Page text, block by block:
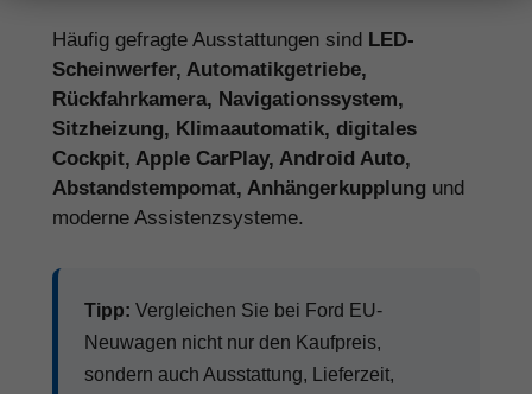
Häufig gefragte Ausstattungen sind LED-
Scheinwerfer, Automatikgetriebe,
Rückfahrkamera, Navigationssystem,
Sitzheizung, Klimaautomatik, digitales
Cockpit, Apple CarPlay, Android Auto,
Abstandstempomat, Anhängerkupplung und
moderne Assistenzsysteme.
Tipp: Vergleichen Sie bei Ford EU-
Neuwagen nicht nur den Kaufpreis,
sondern auch Ausstattung, Lieferzeit,